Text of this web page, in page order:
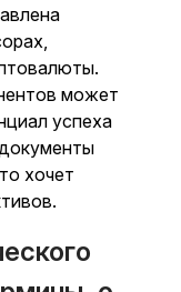
может
успеха
хочет